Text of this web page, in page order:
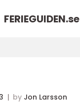
FERIEGUIDEN.se
by Jon Larsson